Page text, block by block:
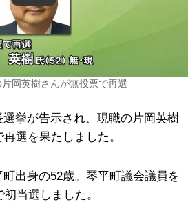
岡英樹さんが無投票で再選
挙が告示され、現職の片岡英樹
選を果たしました。
出身の52歳。琴平町議会議員を
当選しました。